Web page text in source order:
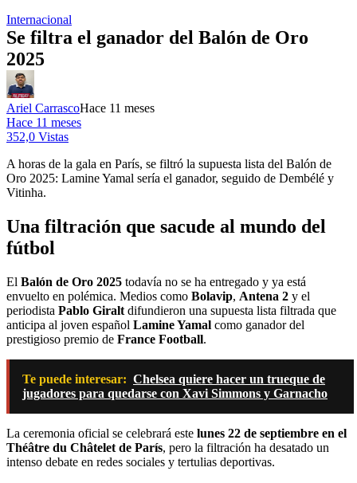
Internacional
Se filtra el ganador del Balón de Oro
2025
Ariel CarrascoHace 11 meses
Hace 11 meses
352,0 Vistas
A horas de la gala en París, se filtró la supuesta lista del Balón de
Oro 2025: Lamine Yamal sería el ganador, seguido de Dembélé y
Vitinha.
Una filtración que sacude al mundo del
fútbol
El Balón de Oro 2025 todavía no se ha entregado y ya está
envuelto en polémica. Medios como Bolavip, Antena 2 y el
periodista Pablo Giralt difundieron una supuesta lista filtrada que
anticipa al joven español Lamine Yamal como ganador del
prestigioso premio de France Football.
Te puede interesar: Chelsea quiere hacer un trueque de
jugadores para quedarse con Xavi Simmons y Garnacho
La ceremonia oficial se celebrará este lunes 22 de septiembre en el
Théâtre du Châtelet de París, pero la filtración ha desatado un
intenso debate en redes sociales y tertulias deportivas.